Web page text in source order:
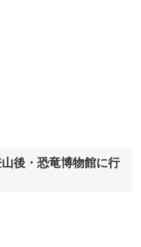
山後・恐竜博物館に行